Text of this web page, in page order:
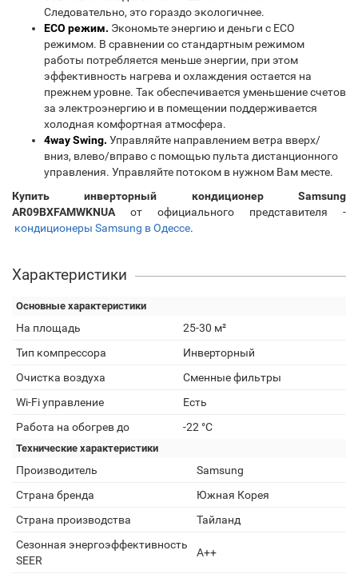
Следовательно, это гораздо экологичнее.
ECO режим. Экономьте энергию и деньги с ECO
режимом. В сравнении со стандартным режимом
работы потребляется меньше энергии, при этом
эффективность нагрева и охлаждения остается на
прежнем уровне. Так обеспечивается уменьшение счетов
за электроэнергию и в помещении поддерживается
холодная комфортная атмосфера.
4way Swing. Управляйте направлением ветра вверх/
вниз, влево/вправо с помощью пульта дистанционного
управления. Управляйте потоком в нужном Вам месте.
Купить инверторный кондиционер Samsung
AR09BXFAMWKNUA от официального представителя -
кондиционеры Samsung в Одессе.
Характеристики
Основные характеристики
На площадь
25-30 м²
Тип компрессора
Инверторный
Очистка воздуха
Сменные фильтры
Wi-Fi управление
Есть
Работа на обогрев до
-22 °C
Технические характеристики
Производитель
Samsung
Страна бренда
Южная Корея
Страна производства
Тайланд
Сезонная энергоэффективность
SEER
A++